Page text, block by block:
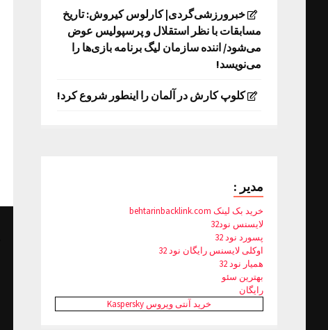
خبرورزشی‌گردی| کارلوس کیروش: تاریخ
مسابقات با نظر استقلال و پرسپولیس عوض
می‌شود/ اننده سازمان لیگ برنامه بازی‌ها را
می‌نویسد!
کلوپ کارش در آلمان را اینطور شروع کرد!
مدیر :
خرید بک لینک behtarinbacklink.com
لایسنس نود32
پسورد نود 32
اوکلی لایسنس رایگان نود 32
همیار نود 32
بهترین سئو
رایگان
خرید آنتی ویروس Kaspersky